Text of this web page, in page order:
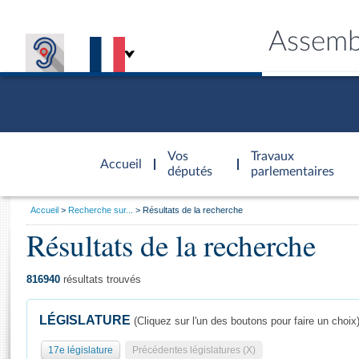
Accueil
d'accueil
Vos
députés
Travaux
parlementaires
Général
Vous
Accueil Recherche sur... Résultats de la recherche
Résultats de la recherche
816940 résultats trouvés
LÉGISLATURE (Cliquez sur l'un des boutons pour faire un choix)
17e législature Précédentes législatures (X)